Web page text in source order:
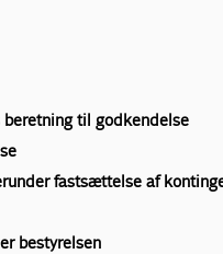
til godkendelse
fastsættelse af
bestyrelsen